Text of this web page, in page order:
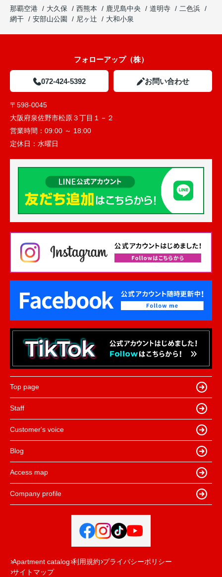
那覇空港
大久保 西熊本 鹿児島中央 道明寺
二色浜
網干
安部山公園 尼ヶ辻 大和小泉
フォローアップ（株）
072-424-5392 お問い合わせ
〒598-0045
大阪府泉佐野市松原３丁目１－２
営業時間： 09:00 ～ 18:00
定休日： 水曜日
Top page
Staff
Customer's voice
Blog
Access map
Company profile
Apartment catalog 利用規約 プライバシーポリシー
サイトマップ